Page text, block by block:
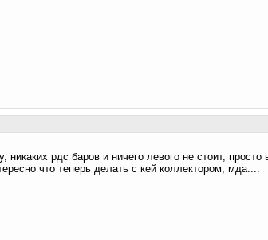
никаких рдс баров и ничего левого не стоит,
что теперь делать с кей коллектором, мда....